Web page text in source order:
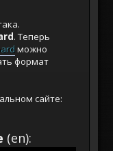
. Теперь
можно
формат
сайте:
(en):